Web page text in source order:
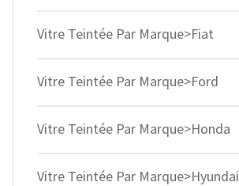
Vitre Teintée Par Marque>Fiat
Vitre Teintée Par Marque>Ford
Vitre Teintée Par Marque>Honda
Vitre Teintée Par Marque>Hyundai